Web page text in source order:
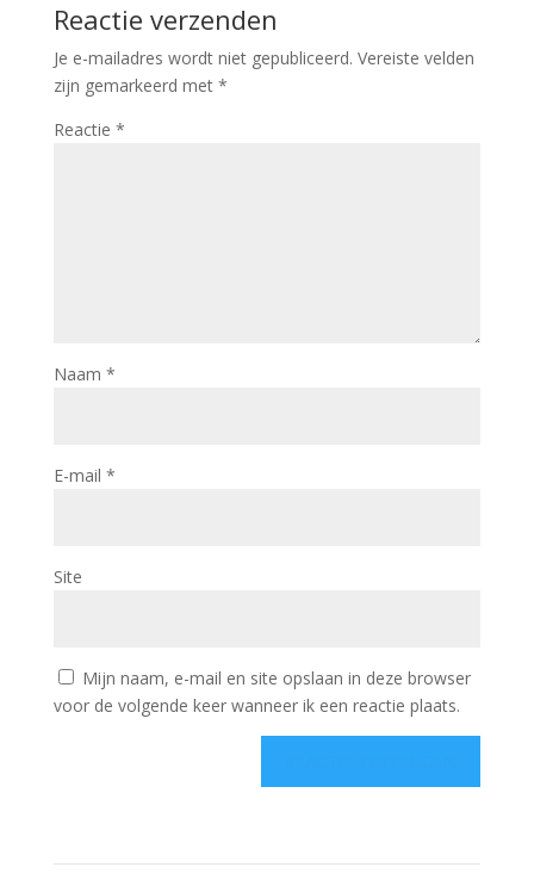
Reactie verzenden
Je e-mailadres wordt niet gepubliceerd. Vereiste velden
zijn gemarkeerd met *
Reactie *
Naam *
E-mail *
Site
Mijn naam, e-mail en site opslaan in deze browser
voor de volgende keer wanneer ik een reactie plaats.